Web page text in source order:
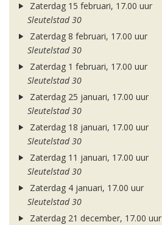
Zaterdag 15 februari, 17.00 uur
Sleutelstad 30
Zaterdag 8 februari, 17.00 uur
Sleutelstad 30
Zaterdag 1 februari, 17.00 uur
Sleutelstad 30
Zaterdag 25 januari, 17.00 uur
Sleutelstad 30
Zaterdag 18 januari, 17.00 uur
Sleutelstad 30
Zaterdag 11 januari, 17.00 uur
Sleutelstad 30
Zaterdag 4 januari, 17.00 uur
Sleutelstad 30
Zaterdag 21 december, 17.00 uur